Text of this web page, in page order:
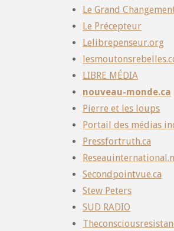
Le Grand
Le Précepteur
Lelibrepenseur.org
LIBRE MÉDIA
nouveau-monde.ca
Pierre et les loups
Portail des médias
Pressfortruth.ca
Secondpointvue.ca
Stew Peters
SUD RADIO